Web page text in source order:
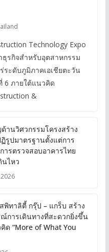
Technology Expo
ธุรกิจสำหรับอุตสาหกรรม
ระดับภูมิภาคเอเชียตะวัน
6 ภายใต้แนวคิด
&
านวิศวกรรมโครงสร้าง
รูปมาตรฐานตั้งแต่การ
ารตรวจสอบอาคารไทย
ไหว
พิทาลิตี้ กรุ๊ป – แกร็บ สร้าง
การเดินทางที่สะดวกยิ่งขึ้น
ด “More of What You